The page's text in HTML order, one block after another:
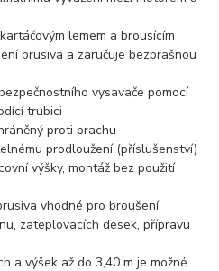
lemem a brousícím
brusiva a zaručuje bezprašnou
vysavače pomocí
trubici
proti prachu
prodloužení (příslušenství)
výšky, montáž bez použití
vhodné pro broušení
zateplovacích desek, přípravu
a výšek až do 3,40 m je možné